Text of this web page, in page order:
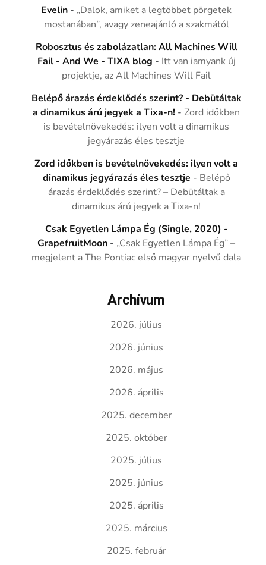
Evelin - „Dalok, amiket a legtöbbet pörgetek
mostanában”, avagy zeneajánló a szakmától
Robosztus és zabolázatlan: All Machines Will
Fail - And We - TIXA blog - Itt van iamyank új
projektje, az All Machines Will Fail
Belépő árazás érdeklődés szerint? - Debütáltak
a dinamikus árú jegyek a Tixa-n! -Zord időkben
is bevételnövekedés: ilyen volt a dinamikus
jegyárazás éles tesztje
Zord időkben is bevételnövekedés: ilyen volt a
dinamikus jegyárazás éles tesztje - Belépő
árazás érdeklődés szerint? – Debütáltak a
dinamikus árú jegyek a Tixa-n!
Csak Egyetlen Lámpa Ég (Single, 2020) -
GrapefruitMoon - „Csak Egyetlen Lámpa Ég” –
megjelent a The Pontiac első magyar nyelvű dala
Archívum
2026. július
2026. június
2026. május
2026. április
2025. december
2025. október
2025. július
2025. június
2025. április
2025. március
2025. február